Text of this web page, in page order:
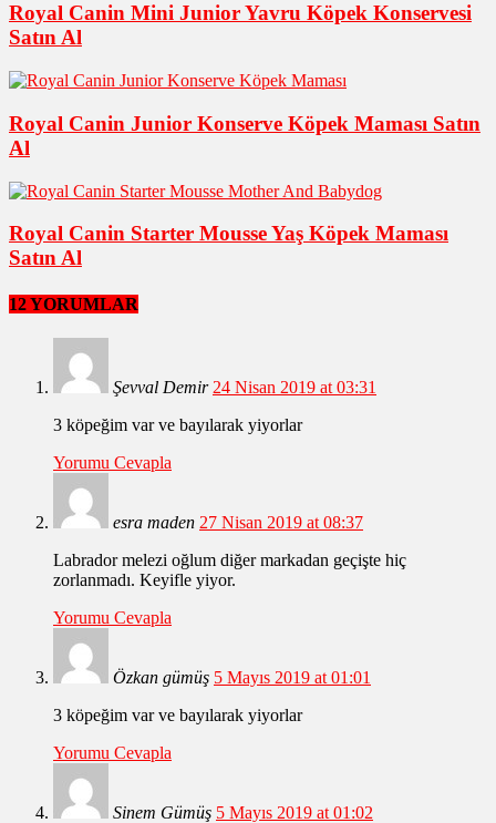
Royal Canin Mini Junior Yavru Köpek Konservesi
Satın Al
Royal Canin Junior Konserve Köpek Maması Satın
Al
Royal Canin Starter Mousse Yaş Köpek Maması
Satın Al
12 YORUMLAR
Şevval Demir 24 Nisan 2019 at 03:31
3 köpeğim var ve bayılarak yiyorlar
Yorumu Cevapla
esra maden 27 Nisan 2019 at 08:37
Labrador melezi oğlum diğer markadan geçişte hiç
zorlanmadı. Keyifle yiyor.
Yorumu Cevapla
Özkan gümüş 5 Mayıs 2019 at 01:01
3 köpeğim var ve bayılarak yiyorlar
Yorumu Cevapla
Sinem Gümüş 5 Mayıs 2019 at 01:02